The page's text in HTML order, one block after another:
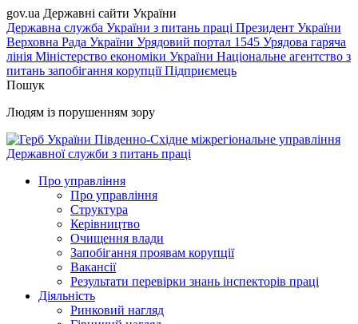
gov.ua Державні сайти України
Державна служба України з питань праці Президент України
Верховна Рада України Урядовий портал 1545 Урядова гаряча
лінія Міністерство економіки України Національне агентство з
питань запобігання корупціїПідприємець
Пошук
Людям із порушенням зору
Південно-Східне міжрегіональне управління
Державної служби з питань праці
Про управління
Про управління
Структура
Керівництво
Очищення влади
Запобігання проявам корупції
Вакансії
Результати перевірки знань інспекторів праці
Діяльність
Ринковий нагляд